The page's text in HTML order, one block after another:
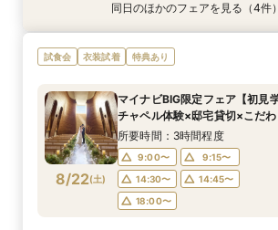
特典あり
8/21(金)
【10名～におすすめ*少人数W
ン×おもてなし体験
10:00〜
11:00〜
12:00〜
14:00〜
15:00〜
フェアを予約
衣装試着 特典あり
8/21(金)
【大切な家族のペットと一緒に
ペットW安心相談会
10:00〜
11:00〜
12:00〜
14:00〜
15:00〜
フェアを予約
衣装試着 特典あり
8/21(金)
＜初めての式場見学＞心躍る花
たり相談＆見学会
10:00〜
11:00〜
12:00〜
14:00〜
15:00〜
フェアを予約
8/21(金)
【遠方の方◎オンライン相談会
豪華5大特典付き
10:00〜
11:00〜
12:00〜
14:00〜
15:00〜
フェアを予約
同日のほかのフェアを見る（4件）
試食会 衣装試着 特典あり
8/22(土)
マイナビBIG限定フェア【初見
チャペル体験×邸宅貸切×こだ
所要時間：3時間程度
9:00〜
9:15〜
14:30〜
14:45〜
18:00〜